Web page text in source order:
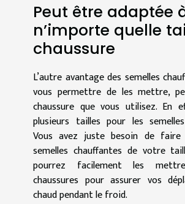
Peut être adaptée
n’importe quelle
chaussure
L’autre avantage des semelles
vous permettre de les mettre,
chaussure que vous utilisez. En
plusieurs tailles pour les
Vous avez juste besoin de
semelles chauffantes de votre
pourrez facilement les
chaussures pour assurer vos
chaud pendant le froid.